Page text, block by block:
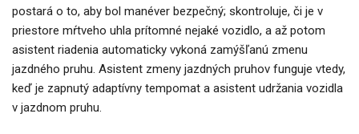
postará o to, aby bol manéver bezpečný; skontroluje, či je v
priestore mŕtveho uhla prítomné nejaké vozidlo, a až potom
asistent riadenia automaticky vykoná zamýšľanú zmenu
jazdného pruhu. Asistent zmeny jazdných pruhov funguje vtedy,
keď je zapnutý adaptívny tempomat a asistent udržania vozidla
v jazdnom pruhu.